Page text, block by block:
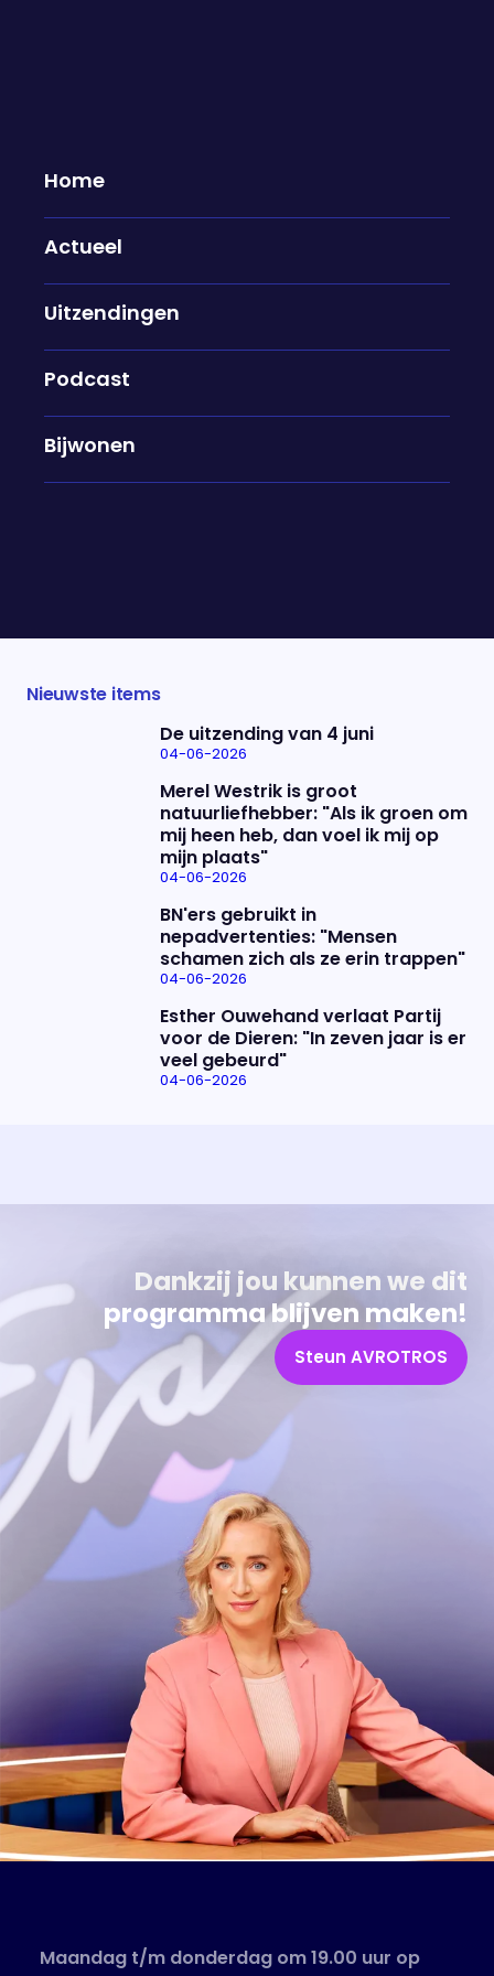
Home
Actueel
Uitzendingen
Podcast
Bijwonen
Sarina Wiegman werd
uitgeroepen tot beste coach ter
wereld: "Je moet fouten maken
om te leren"
Het afgelopen jaar ervoer Sarina Wiegman dingen
die ze nooit had durven dromen: voor de derde
Nieuwste items
De uitzending van 4 juni
04-06-2026
Merel Westrik is groot
natuurliefhebber: "Als ik groen om
mij heen heb, dan voel ik mij op
mijn plaats"
04-06-2026
BN'ers gebruikt in
nepadvertenties: "Mensen
schamen zich als ze erin trappen"
04-06-2026
Esther Ouwehand verlaat Partij
voor de Dieren: "In zeven jaar is er
veel gebeurd"
04-06-2026
Dankzij jou kunnen we dit
programma blijven maken!
Steun AVROTROS
Maandag t/m donderdag om 19.00 uur op